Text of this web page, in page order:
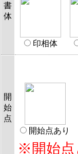
書
体
印相体
開
始
点
開始点あり
※開始点